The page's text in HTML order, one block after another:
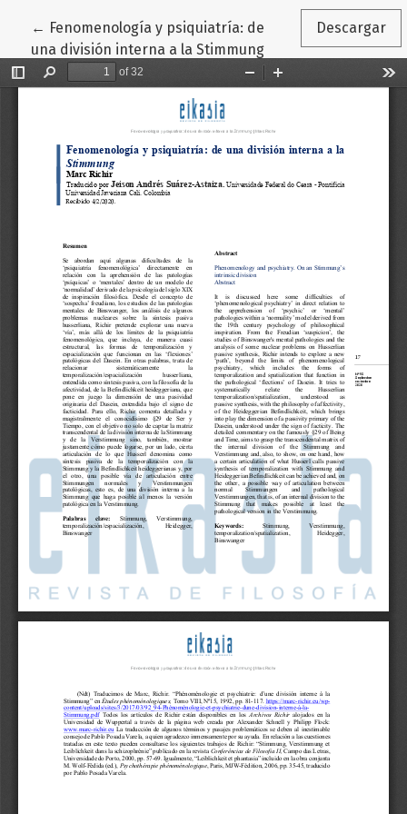
← Volver a los detalles del artículo
Fenomenología y psiquiatría: de
una división interna a la Stimmung
Descargar